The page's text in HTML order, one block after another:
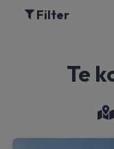
Filter
Te